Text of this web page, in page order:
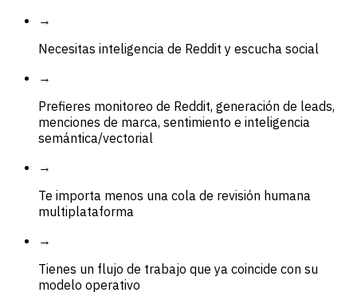
→
Necesitas inteligencia de Reddit y escucha social
→
Prefieres monitoreo de Reddit, generación de leads,
menciones de marca, sentimiento e inteligencia
semántica/vectorial
→
Te importa menos una cola de revisión humana
multiplataforma
→
Tienes un flujo de trabajo que ya coincide con su
modelo operativo